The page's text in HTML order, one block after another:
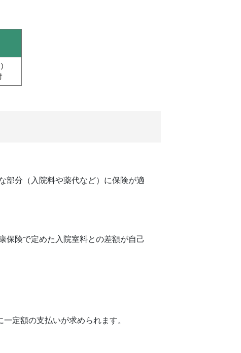
部分（入院料や薬代など）に保険が適
険で定めた入院室料との差額が自己
定額の支払いが求められます。